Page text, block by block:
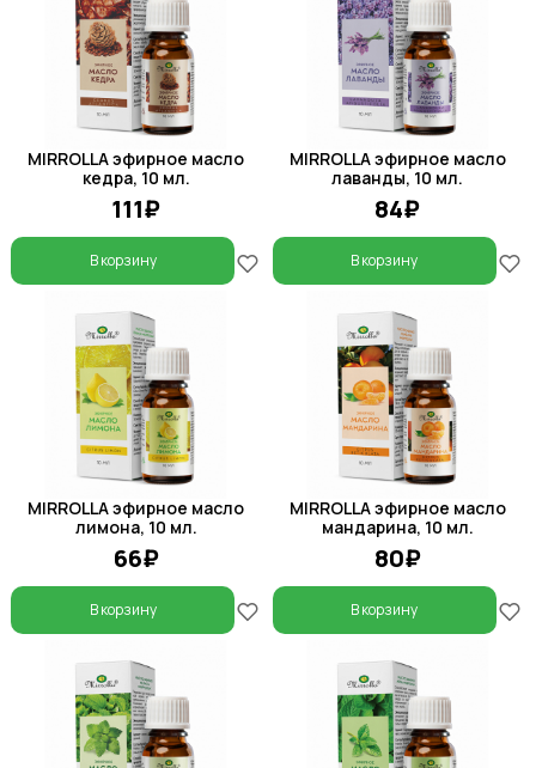
MIRROLLA эфирное масло
кедра, 10 мл.
111₽
В корзину
MIRROLLA эфирное масло
лаванды, 10 мл.
84₽
В корзину
MIRROLLA эфирное масло
лимона, 10 мл.
66₽
В корзину
MIRROLLA эфирное масло
мандарина, 10 мл.
80₽
В корзину